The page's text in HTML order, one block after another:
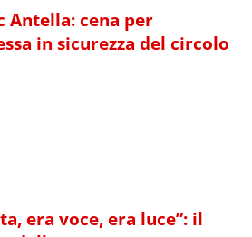
Antella: cena per
in sicurezza del circolo
era voce, era luce”: il